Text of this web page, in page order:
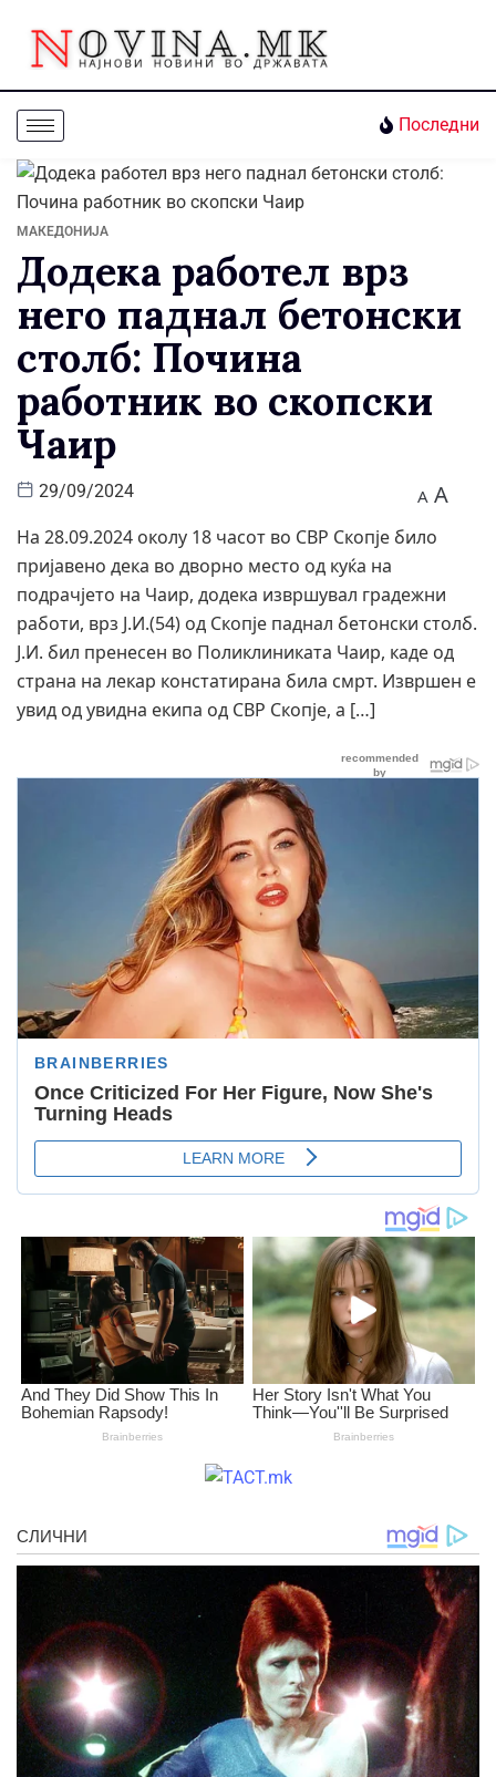
Последни
МАКЕДОНИЈА
Додека работел врз
него паднал бетонски
столб: Почина
работник во скопски
Чаир
29/09/2024 A A
На 28.09.2024 околу 18 часот во СВР Скопје било
пријавено дека во дворно место од куќа на
подрачјето на Чаир, додека извршувал градежни
работи, врз Ј.И.(54) од Скопје паднал бетонски столб.
Ј.И. бил пренесен во Поликлиниката Чаир, каде од
страна на лекар констатирана била смрт. Извршен е
увид од увидна екипа од СВР Скопје, а […]